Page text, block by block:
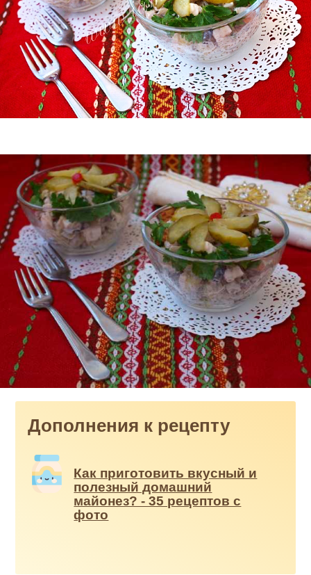
Дополнения к рецепту
Как приготовить вкусный и
полезный домашний
майонез? - 35 рецептов с
фото